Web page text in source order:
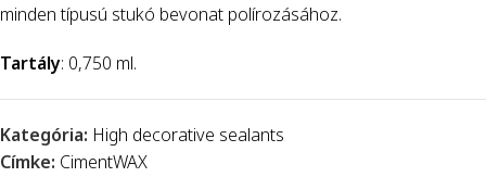
minden típusú stukó bevonat polírozásához.
Tartály: 0,750 ml.
Kategória: High decorative sealants
Címke: CimentWAX